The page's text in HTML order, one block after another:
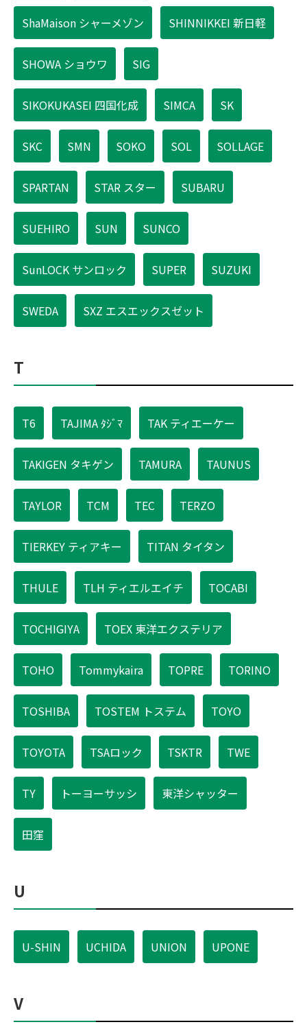
ShaMaison シャーメゾン SHINNIKKEI 新日軽
SHOWA ショウワ SIG
SIKOKUKASEI 四国化成 SIMCA SK
SKC SMN SOKO SOL SOLLAGE
SPARTAN STAR スター SUBARU
SUEHIRO SUN SUNCO
SunLOCK サンロック SUPER SUZUKI
SWEDA SXZ エスエックスゼット
T
T6 TAJIMA ﾀｼﾞﾏ TAK ティエーケー
TAKIGEN タキゲン TAMURA TAUNUS
TAYLOR TCM TEC TERZO
TIERKEY ティアキー TITAN タイタン
THULE TLH ティエルエイチ TOCABI
TOCHIGIYA TOEX 東洋エクステリア
TOHO Tommykaira TOPRE TORINO
TOSHIBA TOSTEM トステム TOYO
TOYOTA TSAロック TSKTR TWE
TY トーヨーサッシ 東洋シャッター
田窪
U
U-SHIN UCHIDA UNION UPONE
V